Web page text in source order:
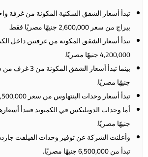
تبدأ أسعار الشقق السكنية المكونة من غرفة
بيراج من سعر 2,600,000 جنيهًا مصريًا فقط.
تبدأ أسعار الشقق المكونة من غرفتين داخل
4,200,000 جنيهًا مصريًا.
جنيهًا مصريًا.
تبدأ أسعار وحدات البنتهاوس من سعر 8,500,000 جنيهًا مصريًا.
جنيهًا مصريًا.
وأعلنت الشركة عن توفير وحدات الفيلفت
تبدأ من 6,500,000 جنيهًا مصريًا.